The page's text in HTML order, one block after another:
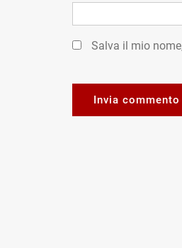
Salva il mio